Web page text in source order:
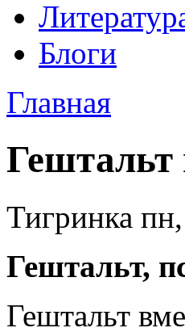
Блоги
Главная
Гештальт
Тигринка
Гештальт,
Гештальт